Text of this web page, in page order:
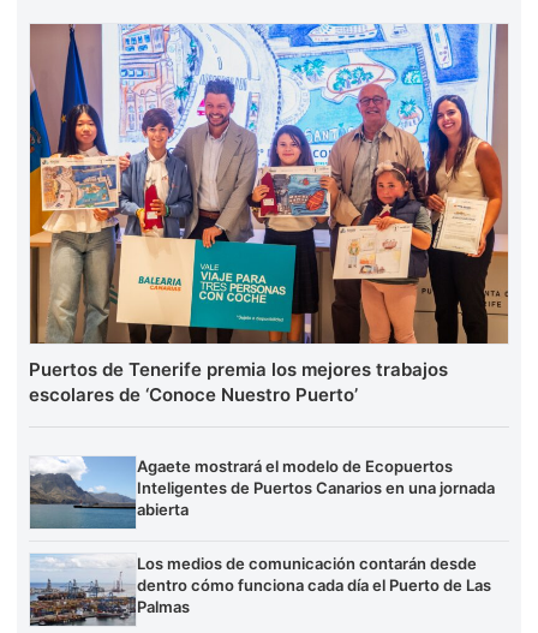
Puertos de Tenerife premia los mejores trabajos
escolares de ‘Conoce Nuestro Puerto’
Agaete mostrará el modelo de Ecopuertos
Inteligentes de Puertos Canarios en una jornada
abierta
Los medios de comunicación contarán desde
dentro cómo funciona cada día el Puerto de Las
Palmas